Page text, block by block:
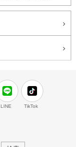
LINE TikTok